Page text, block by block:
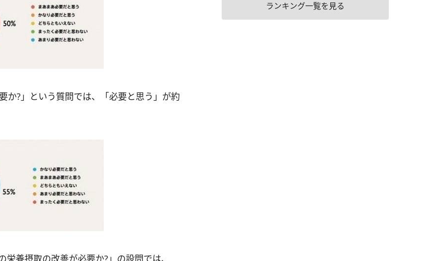
か?」という質問では、「必要と思う」が約
養摂取の改善が必要か?」の設問では、
ランキング一覧を見る